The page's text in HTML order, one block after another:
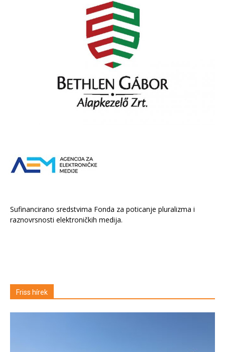
Sufinancirano sredstvima Fonda za poticanje pluralizma i
raznovrsnosti elektroničkih medija.
Friss hírek